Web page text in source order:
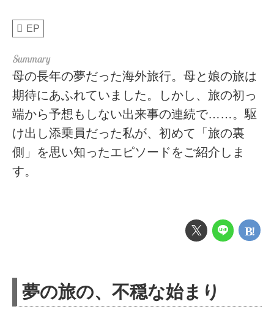
EP
母の長年の夢だった海外旅行。母と娘の旅は
期待にあふれていました。しかし、旅の初っ
端から予想もしない出来事の連続で……。駆
け出し添乗員だった私が、初めて「旅の裏
側」を思い知ったエピソードをご紹介しま
す。
夢の旅の、不穏な始まり